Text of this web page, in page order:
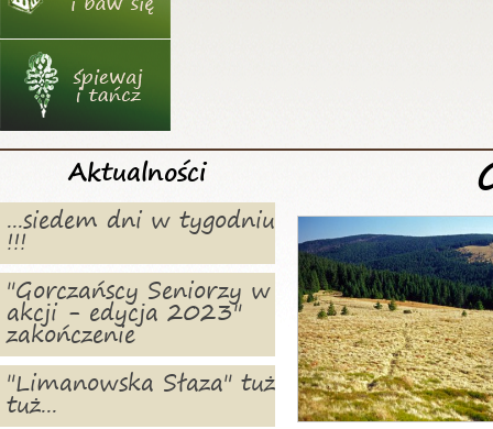
Aktualności
...siedem dni w tygodniu
!!!
"Gorczańscy Seniorzy w
akcji - edycja 2023"
zakończenie
"Limanowska Słaza" tuż
tuż...